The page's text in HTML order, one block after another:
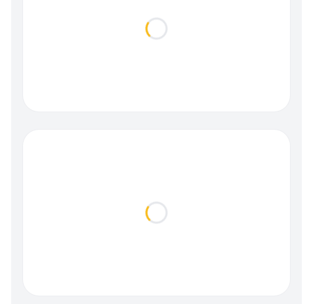
Loading...
Loading...